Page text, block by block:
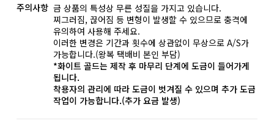
주의사항 금 상품의 특성상 무른 성질을 가지고 있습니다.
찌그러짐, 끊어짐 등 변형이 발생할 수 있으므로 충격에
유의하여 사용해 주세요.
이러한 변경은 기간과 횟수에 상관없이 무상으로 A/S가
가능합니다.(왕복 택배비 본인 부담)
*화이트 골드는 제작 후 마무리 단계에 도금이 들어가게
됩니다.
착용자의 관리에 따라 도금이 벗겨질 수 있으며 추가 도금
작업이 가능합니다.(추가 요금 발생)